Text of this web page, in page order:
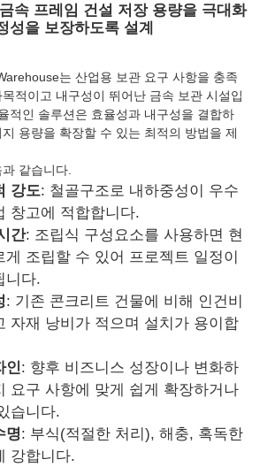
속 프레임 건설 저장 용량을 극대화
성을 보장하도록 설계
는 산업용 보관 요구 사항을 충족
적이고 내구성이 뛰어난 금속 보관 시설입
적인 솔루션은 효율성과 내구성을 결합하
용량을 확장할 수 있는 최적의 방법을 제
같습니다.
강도: 철골구조로 내하중성이 우수
창고에 적합합니다.
간: 조립식 구성요소를 사용하면 현
게 조립할 수 있어 프로젝트 일정이
니다.
: 기존 콘크리트 건물에 비해 인건비
자재 낭비가 적으며 설치가 용이합
인: 향후 비즈니스 성장이나 변화하
요구 사항에 맞게 쉽게 확장하거나
습니다.
명: 부식(적절한 처리), 해충, 혹독한
강합니다.